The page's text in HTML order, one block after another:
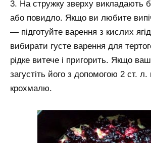
3. На стружку зверху викладають
або повидло. Якщо ви любите
— підготуйте варення з кислих
вибирати густе варення для
рідке витече і пригорить. Якщо
загустіть його з допомогою 2 ст. л.
крохмалю.